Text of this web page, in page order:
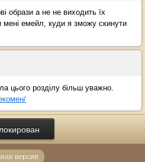
образи а не не виходить їх
мені емейл, куди я зможу скинути
цього розділу більш уважно.
версия